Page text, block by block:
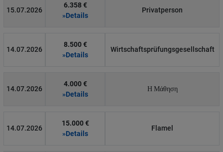
15.07.2026
6.358 €
»Details
Privatperson
14.07.2026
8.500 €
»Details
Wirtschaftsprüfungsgesellschaft
14.07.2026
4.000 €
»Details
Η Μάθηση
14.07.2026
15.000 €
»Details
Flamel